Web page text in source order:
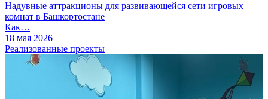
Надувные аттракционы для развивающейся сети игровых
комнат в Башкортостане
Как…
18 мая 2026
Реализованные проекты